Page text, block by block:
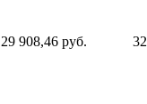
29 908,46 руб.